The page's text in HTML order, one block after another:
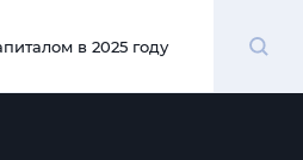
в 2025 году